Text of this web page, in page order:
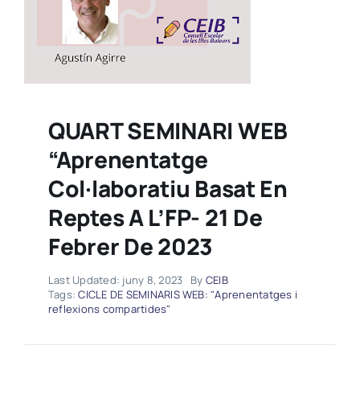
Pla de Treball
Informes
QUART SEMINARI WEB
“Aprenentatge
Col·laboratiu Basat En
Reptes A L’FP- 21 De
Febrer De 2023
Last Updated: juny 8, 2023 By CEIB
Tags:CICLE DE SEMINARIS WEB: "Aprenentatges i
reflexions compartides"